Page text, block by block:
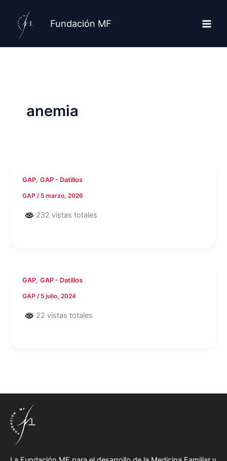
contenido
Fundación MF
anemia
GAP,GAP - Datillos
GAP / 5 marzo, 2026
232 vistas totales
GAP,GAP - Datillos
GAP / 5 julio, 2024
22 vistas totales